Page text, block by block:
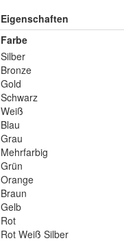
Eigenschaften
Farbe
Silber
Bronze
Gold
Schwarz
Weiß
Blau
Grau
Mehrfarbig
Grün
Orange
Braun
Gelb
Rot
Rot Weiß Silber